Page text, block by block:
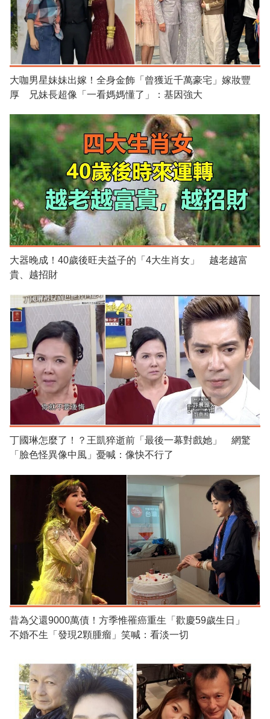
大咖男星妹妹出嫁！全身金飾「曾獲近千萬豪宅」嫁妝豐
厚 兄妹長超像「一看媽媽懂了」：基因強大
大器晚成！40歲後旺夫益子的「4大生肖女」 越老越富
貴、越招財
丁國琳怎麼了！？王凱猝逝前「最後一幕對戲她」 網驚
「臉色怪異像中風」憂喊：像快不行了
昔為父還9000萬債！方季惟罹癌重生「歡慶59歲生日」
不婚不生「發現2顆腫瘤」笑喊：看淡一切